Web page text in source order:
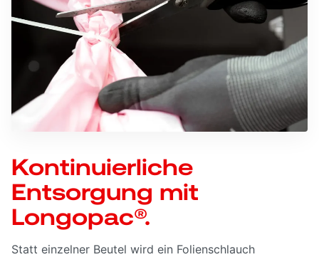
Kontinuierliche
Entsorgung mit
Longopac®.
Statt einzelner Beutel wird ein Folienschlauch